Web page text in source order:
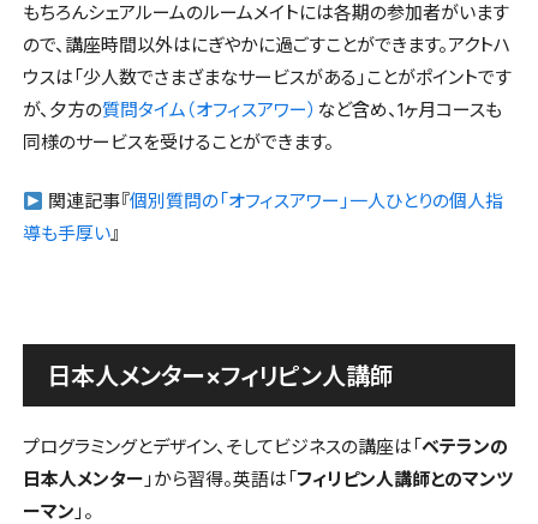
もちろんシェアルームのルームメイトには各期の参加者がいます
ので、講座時間以外はにぎやかに過ごすことができます。アクトハ
ウスは「少人数でさまざまなサービスがある」ことがポイントです
が、夕方の質問タイム（オフィスアワー） など含め、1ヶ月コースも
同様のサービスを受けることができます。
関連記事『個別質問の「オフィスアワー」一人ひとりの個人指
導も手厚い』
日本人メンター×フィリピン人講師
プログラミングとデザイン、そしてビジネスの講座は「ベテランの
日本人メンター 」から習得。英語は「フィリピン人講師とのマンツ
ーマン 」。